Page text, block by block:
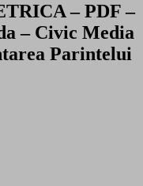
– PDF –
– Civic Media
Parintelui